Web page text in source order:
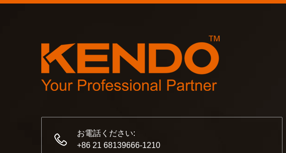
お電話ください:
+86 21 68139666-1210